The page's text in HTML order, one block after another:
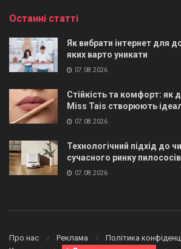
Останні статті
Як вибрати інтернет для
яких варто уникати
07.08.2026
Стійкість та комфорт: як
Miss Tais створюють
07.08.2026
Технологічний підхід до
сучасного ринку
07.08.2026
Про нас Реклама
Політика